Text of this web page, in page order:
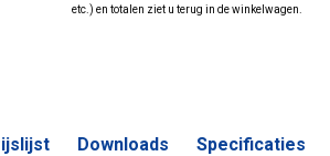
etc.) en totalen ziet u terug in de winkelwagen.
Downloads Specificaties